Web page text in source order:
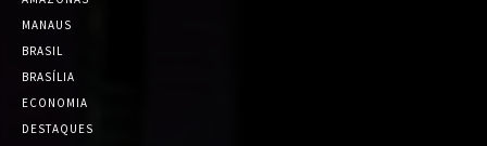
MANAUS
BRASIL
BRASÍLIA
ECONOMIA
DESTAQUES